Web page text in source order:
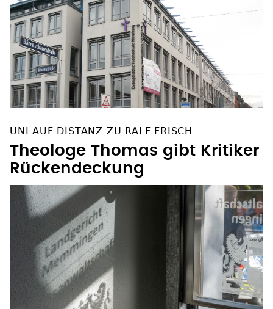
UNI AUF DISTANZ ZU RALF FRISCH
Theologe Thomas gibt Kritiker
Rückendeckung